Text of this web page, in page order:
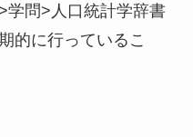
学問>人口統計学辞書
的に行っているこ